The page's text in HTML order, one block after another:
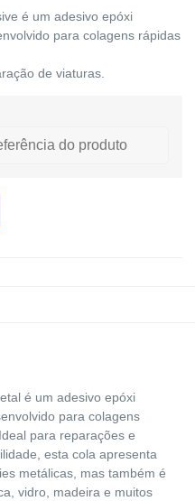
é um adesivo epóxi
para colagens rápidas
de viaturas.
é um adesivo epóxi
para colagens
para reparações e
esta cola apresenta
metálicas, mas também é
vidro, madeira e muitos